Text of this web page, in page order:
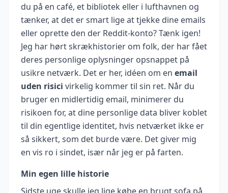
du på en café, et bibliotek eller i lufthavnen og
tænker, at det er smart lige at tjekke dine emails
eller oprette den der Reddit-konto? Tænk igen!
Jeg har hørt skrækhistorier om folk, der har fået
deres personlige oplysninger opsnappet på
usikre netværk. Det er her, idéen om en email
uden risici virkelig kommer til sin ret. Når du
bruger en midlertidig email, minimerer du
risikoen for, at dine personlige data bliver koblet
til din egentlige identitet, hvis netværket ikke er
så sikkert, som det burde være. Det giver mig
en vis ro i sindet, især når jeg er på farten.
Min egen lille historie
Sidste uge skulle jeg lige købe en brugt sofa på